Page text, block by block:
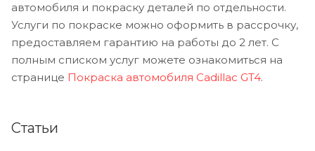
автомобиля и покраску деталей по отдельности.
Услуги по покраске можно оформить в рассрочку,
предоставляем гарантию на работы до 2 лет. С
полным списком услуг можете ознакомиться на
странице Покраска автомобиля Cadillac GT4.
Статьи